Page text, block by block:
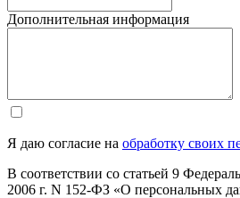
Дополнительная информация
Я даю согласие на обработку своих
В соответствии со статьей 9
2006 г. N 152-ФЗ «О персональных